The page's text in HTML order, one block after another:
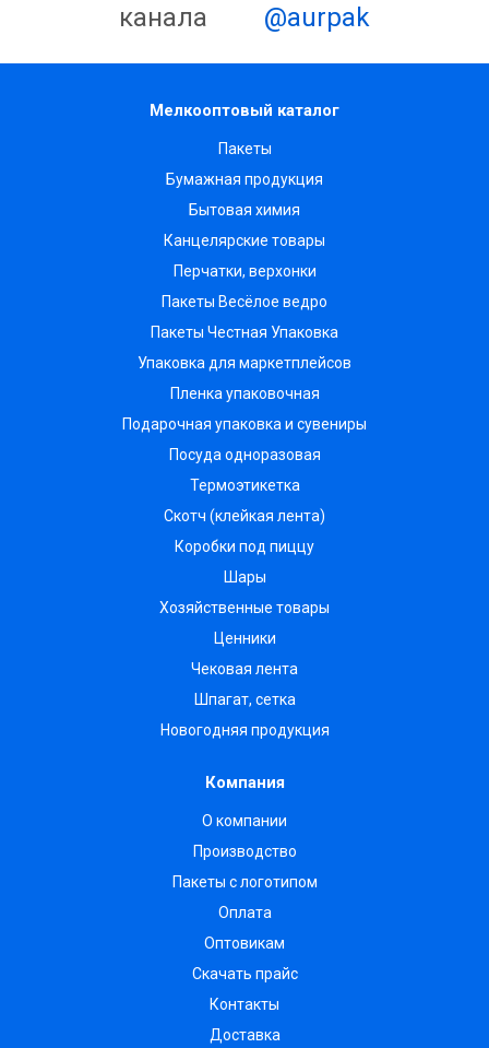
канала
@aurpak
Мелкооптовый каталог
Пакеты
Бумажная продукция
Бытовая химия
Канцелярские товары
Перчатки, верхонки
Пакеты Весёлое ведро
Пакеты Честная Упаковка
Упаковка для маркетплейсов
Пленка упаковочная
Подарочная упаковка и сувениры
Посуда одноразовая
Термоэтикетка
Скотч (клейкая лента)
Коробки под пиццу
Шары
Хозяйственные товары
Ценники
Чековая лента
Шпагат, сетка
Новогодняя продукция
Компания
О компании
Производство
Пакеты с логотипом
Оплата
Оптовикам
Скачать прайс
Контакты
Доставка